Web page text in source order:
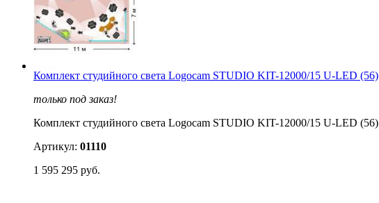
Комплект студийного света Logocam STUDIO KIT-12000/15 U-LED (56)
только под заказ!
Комплект студийного света Logocam STUDIO KIT-12000/15 U-LED (56)
Артикул: 01110
1 595 295 руб.